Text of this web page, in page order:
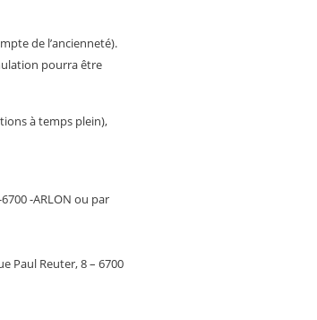
de l’ancienneté).
pourra être
à temps plein),
-ARLON ou par
Paul Reuter, 8 – 6700